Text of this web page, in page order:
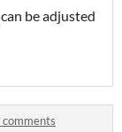
be adjusted